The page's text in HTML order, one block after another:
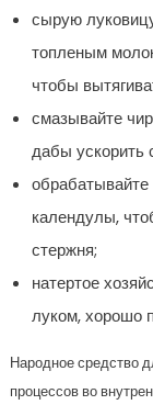
сырую
топленым
чтобы
смазывайте
дабы ускорить
обрабатывайте
календулы,
стержня;
натертое
луком, хорошо
Народное средство
процессов во